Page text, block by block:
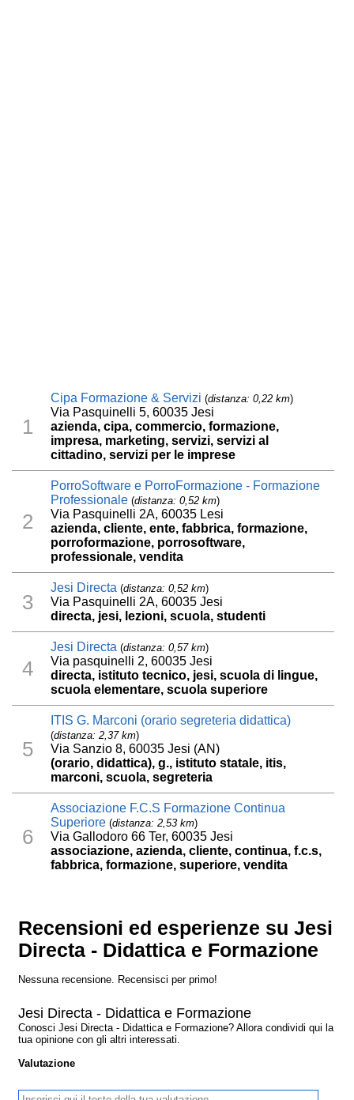
1
Cipa Formazione & Servizi (distanza: 0,22 km)
Via Pasquinelli 5, 60035 Jesi
azienda, cipa, commercio, formazione,
impresa, marketing, servizi, servizi al
cittadino, servizi per le imprese
2
PorroSoftware e PorroFormazione - Formazione
Professionale (distanza: 0,52 km)
Via Pasquinelli 2A, 60035 Lesi
azienda, cliente, ente, fabbrica, formazione,
porroformazione, porrosoftware,
professionale, vendita
3
Jesi Directa (distanza: 0,52 km)
Via Pasquinelli 2A, 60035 Jesi
directa, jesi, lezioni, scuola, studenti
4
Jesi Directa (distanza: 0,57 km)
Via pasquinelli 2, 60035 Jesi
directa, istituto tecnico, jesi, scuola di lingue,
scuola elementare, scuola superiore
5
ITIS G. Marconi (orario segreteria didattica)
(distanza: 2,37 km)
Via Sanzio 8, 60035 Jesi (AN)
(orario, didattica), g., istituto statale, itis,
marconi, scuola, segreteria
6
Associazione F.C.S Formazione Continua
Superiore (distanza: 2,53 km)
Via Gallodoro 66 Ter, 60035 Jesi
associazione, azienda, cliente, continua, f.c.s,
fabbrica, formazione, superiore, vendita
Recensioni ed esperienze su Jesi
Directa - Didattica e Formazione
Nessuna recensione. Recensisci per primo!
Jesi Directa - Didattica e Formazione
Conosci Jesi Directa - Didattica e Formazione? Allora condividi qui la
tua opinione con gli altri interessati.
Valutazione